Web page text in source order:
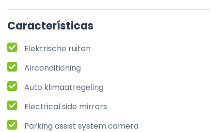
Características
Elektrische ruiten
Airconditioning
Auto klimaatregeling
Electrical side mirrors
Parking assist system camera